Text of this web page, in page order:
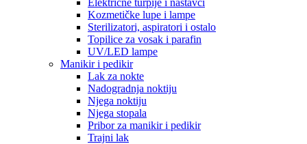
Električne turpije i nastavci
Kozmetičke lupe i lampe
Sterilizatori, aspiratori i ostalo
Topilice za vosak i parafin
UV/LED lampe
Manikir i pedikir
Lak za nokte
Nadogradnja noktiju
Njega noktiju
Njega stopala
Pribor za manikir i pedikir
Trajni lak